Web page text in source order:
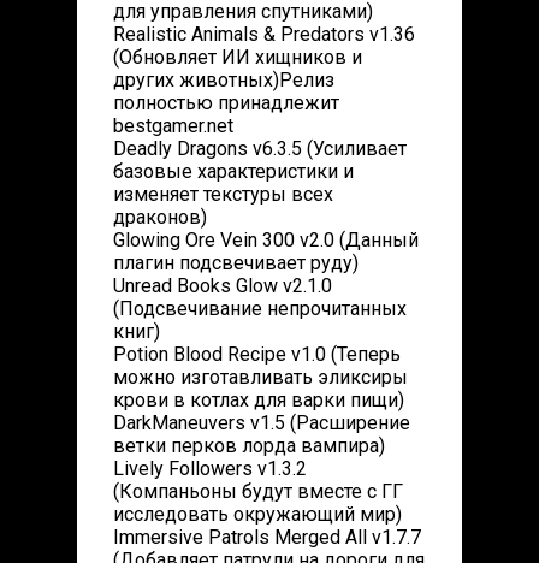
для управления спутниками)
Realistic Animals & Predators v1.36
(Обновляет ИИ хищников и
других животных)Релиз
полностью принадлежит
bestgamer.net
Deadly Dragons v6.3.5 (Усиливает
базовые характеристики и
изменяет текстуры всех
драконов)
Glowing Ore Vein 300 v2.0 (Данный
плагин подсвечивает руду)
Unread Books Glow v2.1.0
(Подсвечивание непрочитанных
книг)
Potion Blood Recipe v1.0 (Теперь
можно изготавливать эликсиры
крови в котлах для варки пищи)
DarkManeuvers v1.5 (Расширение
ветки перков лорда вампира)
Lively Followers v1.3.2
(Компаньоны будут вместе с ГГ
исследовать окружающий мир)
Immersive Patrols Merged All v1.7.7